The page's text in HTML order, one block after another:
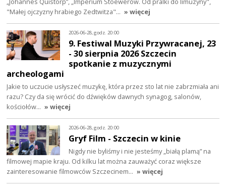
"Małej ojczyzny hrabiego Zedtwitza"… » więcej
2026-06-28, godz. 20:00
9. Festiwal Muzyki Przywracanej, 23
- 30 sierpnia 2026 Szczecin
spotkanie z muzycznymi
archeologami
Jakie to uczucie usłyszeć muzykę, która przez sto lat nie zabrzmiała ani
razu? Czy da się wrócić do dźwięków dawnych synagog, salonów,
kościołów… » więcej
2026-06-28, godz. 20:00
Gryf Film - Szczecin w kinie
Nigdy nie byliśmy i nie jesteśmy „białą plamą” na
filmowej mapie kraju. Od kilku lat można zauważyć coraz większe
zainteresowanie filmowców Szczecinem… » więcej